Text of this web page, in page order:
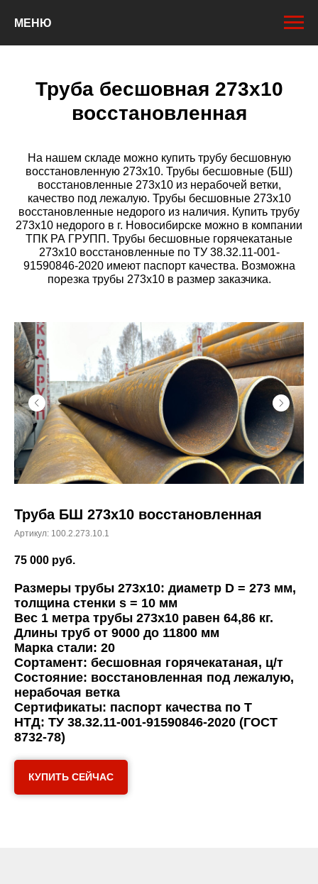
МЕНЮ
Труба бесшовная 273х10
восстановленная
На нашем складе можно купить трубу бесшовную
восстановленную 273х10. Трубы бесшовные (БШ)
восстановленные 273х10 из нерабочей ветки,
качество под лежалую. Трубы бесшовные 273х10
восстановленные недорого из наличия. Купить трубу
273х10 недорого в г. Новосибирске можно в компании
ТПК РА ГРУПП. Трубы бесшовные горячекатаные
273х10 восстановленные по ТУ 38.32.11-001-
91590846-2020 имеют паспорт качества. Возможна
порезка трубы 273х10 в размер заказчика.
Труба БШ 273х10 восстановленная
Артикул: 100.2.273.10.1
75 000 руб.
Размеры трубы 273х10: диаметр D = 273 мм,
толщина стенки s = 10 мм
Вес 1 метра трубы 273х10 равен 64,86 кг.
Длины труб от 9000 до 11800 мм
Марка стали: 20
Сортамент: бесшовная горячекатаная, ц/т
Состояние: восстановленная под лежалую,
нерабочая ветка
Сертификаты: паспорт качества по Т
НТД: ТУ 38.32.11-001-91590846-2020 (ГОСТ
8732-78)
КУПИТЬ СЕЙЧАС